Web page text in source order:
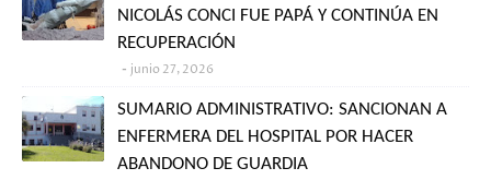
NICOLÁS CONCI FUE PAPÁ Y CONTINÚA EN
RECUPERACIÓN
junio 27, 2026
SUMARIO ADMINISTRATIVO: SANCIONAN A
ENFERMERA DEL HOSPITAL POR HACER
ABANDONO DE GUARDIA